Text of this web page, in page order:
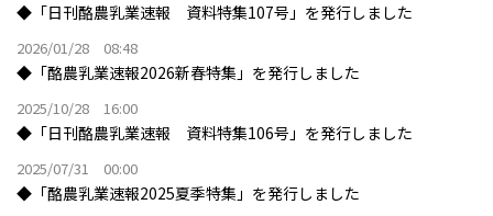
◆「日刊酪農乳業速報 資料特集107号」を発行しました
2026/01/28 08:48
◆「酪農乳業速報2026新春特集」を発行しました
2025/10/28 16:00
◆「日刊酪農乳業速報 資料特集106号」を発行しました
2025/07/31 00:00
◆「酪農乳業速報2025夏季特集」を発行しました